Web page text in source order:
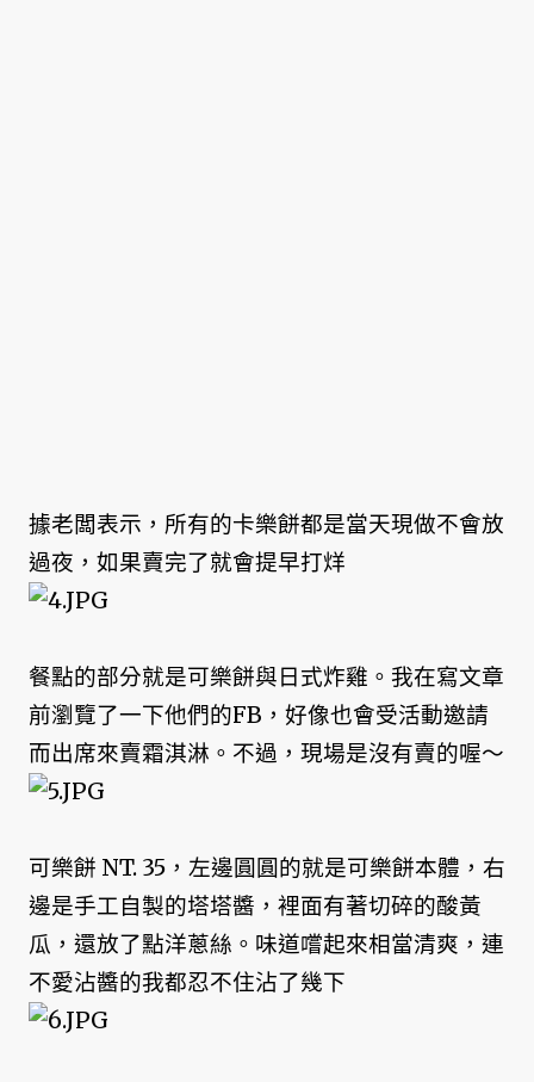
據老闆表示，所有的卡樂餅都是當天現做不會放
過夜，如果賣完了就會提早打烊
餐點的部分就是可樂餅與日式炸雞。我在寫文章
前瀏覽了一下他們的FB，好像也會受活動邀請
而出席來賣霜淇淋。不過，現場是沒有賣的喔～
可樂餅 NT. 35，左邊圓圓的就是可樂餅本體，右
邊是手工自製的塔塔醬，裡面有著切碎的酸黃
瓜，還放了點洋蔥絲。味道嚐起來相當清爽，連
不愛沾醬的我都忍不住沾了幾下